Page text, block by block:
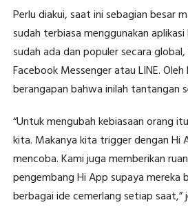
Perlu diakui, saat ini sebagian besar
sudah terbiasa menggunakan
sudah ada dan populer secara
Facebook Messenger atau LINE.
berangapan bahwa inilah tantangan
“Untuk mengubah kebiasaan orang
kita. Makanya kita trigger dengan Hi
mencoba. Kami juga memberikan
pengembang Hi App supaya mereka
berbagai ide cemerlang setiap saat,”